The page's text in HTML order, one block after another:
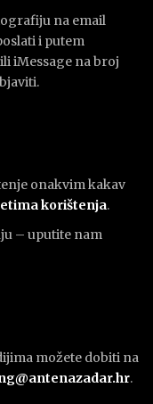
na email
i putem
iMessage na broj
onakvim kakav
korištenja.
– uputite nam
možete dobiti na
.